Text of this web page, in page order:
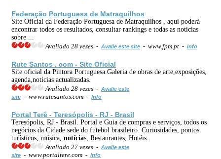
Federação Portuguesa de Matraquilhos
Site Oficial da Federação Portuguesa de Matraquilhos , aqui poderá
encontrar todos os resultados, consultar rankings e todas as noticias
sobre ...
Avaliado 28 vezes - Avalie este site - www.fpm.pt - Info
Rute Santos . com - Site Oficial
Site oficial da Pintora Portuguesa.Galeria de obras de arte,exposições,
agenda,noticias actualizadas.
Avaliado 28 vezes - Avalie este
site - www.rutesantos.com - Info
Portal Terê - Teresópolis - RJ - Brasil
Teresópolis, RJ - Brasil. Portal e Guia de compras e serviços, todos os
negócios da Cidade sede do futebol brasileiro. Curiosidades, pontos
turísticos, música, notícias, Restaurantes, Hotéis.
Avaliado 27 vezes - Avalie este
site - www.portaltere.com - Info